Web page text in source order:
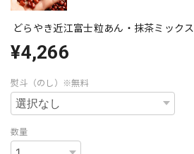
どらやき近江富士粒あん・抹茶ミックス
¥4,266
熨斗（のし）※無料
数量